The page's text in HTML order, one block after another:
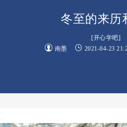
冬至的来历
[开心学吧]
南墨
2021-04-23